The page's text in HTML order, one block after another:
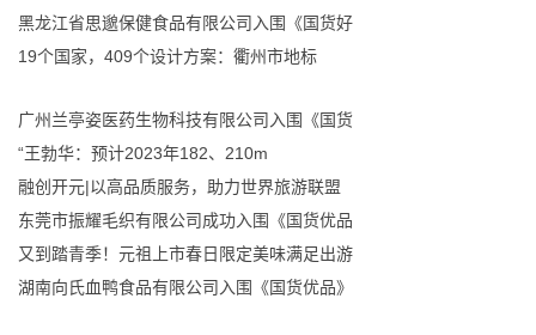
黑龙江省思邈保健食品有限公司入围《国货好
19个国家，409个设计方案：衢州市地标
广州兰亭姿医药生物科技有限公司入围《国货
“王勃华：预计2023年182、210m
融创开元|以高品质服务，助力世界旅游联盟
东莞市振耀毛织有限公司成功入围《国货优品
又到踏青季！元祖上市春日限定美味满足出游
湖南向氏血鸭食品有限公司入围《国货优品》